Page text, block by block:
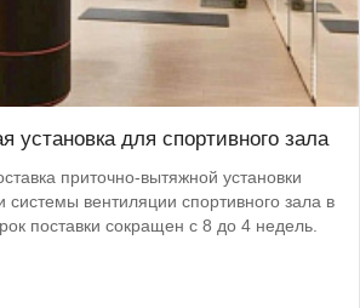
установка для спортивного зала
приточно-вытяжной установки
вентиляции спортивного зала в
поставки сокращен с 8 до 4 недель.